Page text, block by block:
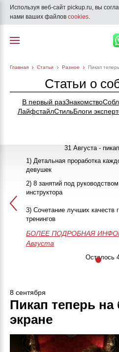
Используя веб-сайт pickup.ru, вы
нами ваших файлов cookies.
Главная Статьи Разное Пикап
Статьи о
В первый разЗнакомство
ЛайфстайлСтильБлоги
БОЛЕЕ ПОДРОБНАЯ
28-29-30
31 Августа -
1) Детальная проработка
девушек
2) 8 занятий под
инструктора
3) Сочетание лучших качеств
тренингов
БОЛЕЕ ПОДРОБНАЯ
Августа
Осталось
Онлайн поддержка
>>>ЗАПИСАТЬСЯ НА
"Как
в
8 сентября
Пикап теперь
экране